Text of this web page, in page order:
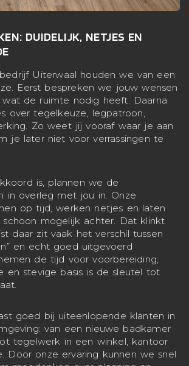
DUIDELIJK, NETJES EN
Uiterwaal houden we van een
Eerst bespreken we jouw wensen
de ruimte nodig heeft. Daarna
over tegelkeuze, legpatroon,
Zo weet jij vooraf waar je aan
je later niet voor verrassingen te
is, plannen we de
in overleg met jou in. Onze
op tijd, werken netjes en laten
mogelijk achter. Dat klinkt
daar zit vaak het verschil tussen
en echt goed uitgevoerd
de tijd voor voorbereiding,
en stevige basis is de sleutel tot
goed bij uiteenlopende klanten in
van een nieuwe badkamer
tegelwerk in een winkel, kantoor
Door onze ervaring kunnen we snel